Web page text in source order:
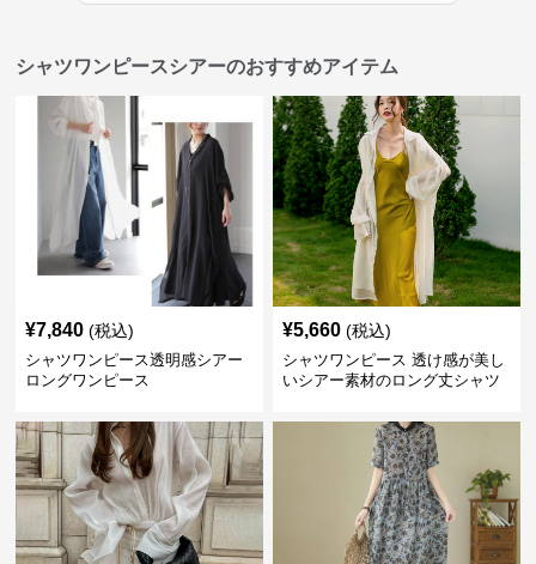
シャツワンピースシアーのおすすめアイテム
¥7,840 (税込)
シャツワンピース透明感シアー
ロングワンピース
¥5,660 (税込)
シャツワンピース 透け感が美し
いシアー素材のロング丈シャツ